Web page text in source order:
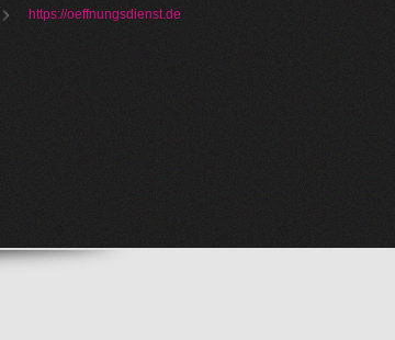
https://oeffnungsdienst.de